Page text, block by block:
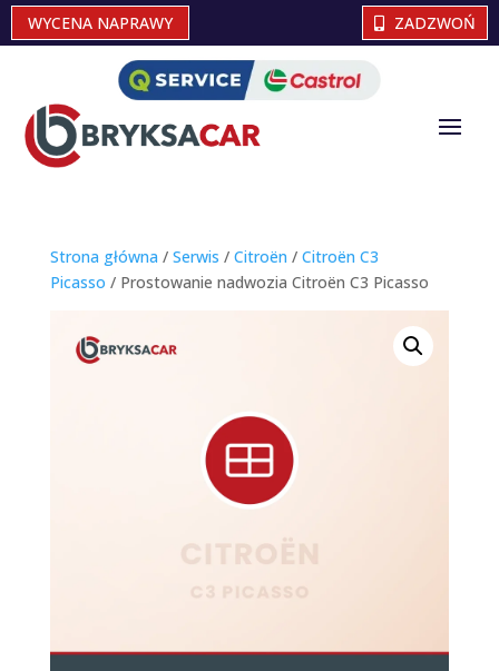
WYCENA NAPRAWY ZADZWOŃ
Strona główna / Serwis / Citroën / Citroën C3
Picasso / Prostowanie nadwozia Citroën C3 Picasso